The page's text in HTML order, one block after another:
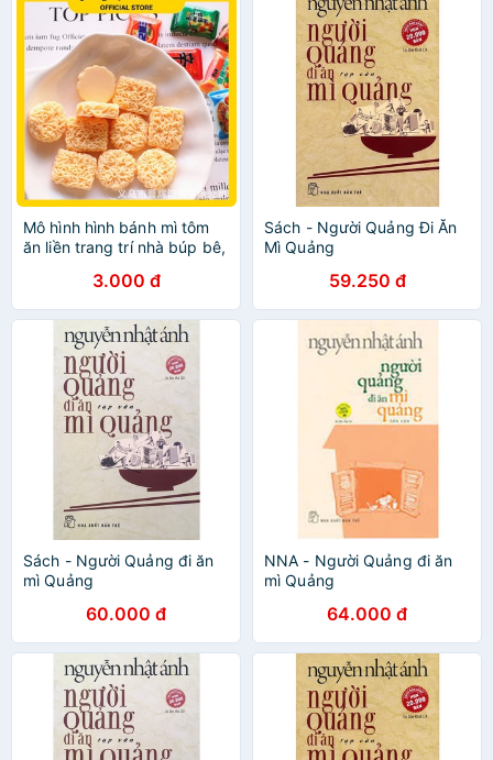
Mô hình hình bánh mì tôm
ăn liền trang trí nhà búp bê,
DIY charm3.000 đ
Sách - Người Quảng Đi Ăn
Mì Quảng
59.250 đ
Sách - Người Quảng đi ăn
mì Quảng
60.000 đ
NNA - Người Quảng đi ăn
mì Quảng
64.000 đ